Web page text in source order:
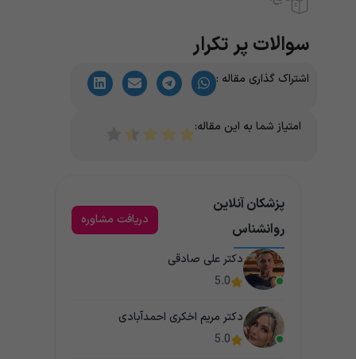
سوالات پر تکرار
اشتراک گذاری مقاله :
امتیاز شما به این مقاله:
پزشکان آنلاین
روانشناس
دریافت مشاوره
دکتر علی صادقی
5.0
دکتر مریم اخکری احمدآبادی
5.0